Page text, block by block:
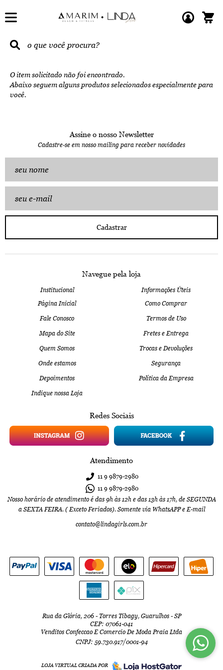
O item solicitado não foi encontrado.
Abaixo seguem alguns produtos selecionados especialmente para
você.
Assine o nosso Newsletter
Cadastre-se em nosso mailing para receber novidades
Cadastrar
Navegue pela loja
Institucional
Página Inicial
Fale Conosco
Mapa do Site
Quem Somos
Onde estamos
Depoimentos
Indique nossa Loja
Informações Úteis
Como Comprar
Termos de Uso
Fretes e Entrega
Trocas e Devoluções
Segurança
Política da Empresa
Redes Sociais
Atendimento
11 99879-2980
11 99879-2980
Nosso horário de atendimento é das 9h às 12h e das 13h às 17h, de SEGUNDA
a SEXTA FEIRA. ( Exceto Feriados). Somente via WhatsAPP e E-mail
contato@lindagirls.com.br
Rua da Glória, 206- Torres Tibagy, Guarulhos- SP
CEP: 07061-041
Venditos Confeccao E Comercio De Moda Praia Ltda
CNPJ: 59.730.917/0001-94
LOJA VIRTUAL CRIADA POR